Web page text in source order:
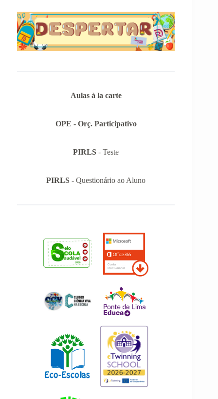
Aulas à la carte
OPE - Orç. Participativo
PIRLS - Teste
PIRLS - Questionário ao Aluno